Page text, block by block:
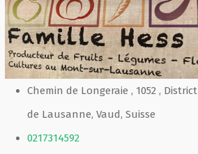
Chemin de Longeraie , 1052 , District
de Lausanne, Vaud, Suisse
0217314592